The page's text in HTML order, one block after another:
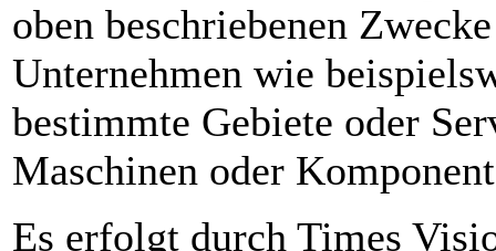
oben beschriebenen
Unternehmen wie
bestimmte Gebiete oder
Maschinen oder
Es erfolgt durch Times